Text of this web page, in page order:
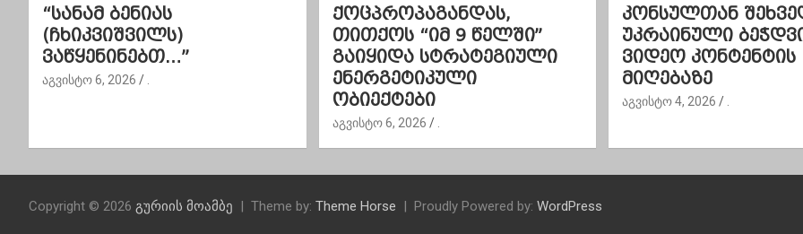
გ
ა
ც
ა
“სანამ ბენიას
(ჩხიკვიშვილს)
ვაწყენინებთ…”
აგვისტო 6, 2026
ქოცპროპაგანდას,
თითქოს “იმ 9 წელში”
გაიყიდა სტრატეგიული
ენერგეტიკული
ობიექტები
აგვისტო 6, 2026
კონსულთან
უკრაინული
ვიდეო კონტენტის
მიღებაზე
აგვისტო 4, 2026
Copyright © 2026 გურიის მოამბე Theme by: Theme Horse Proudly Powered by: WordPress